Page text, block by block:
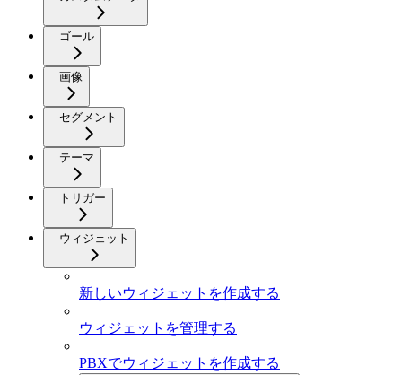
ゴール
画像
セグメント
テーマ
トリガー
ウィジェット
新しいウィジェットを作成する
ウィジェットを管理する
PBXでウィジェットを作成する